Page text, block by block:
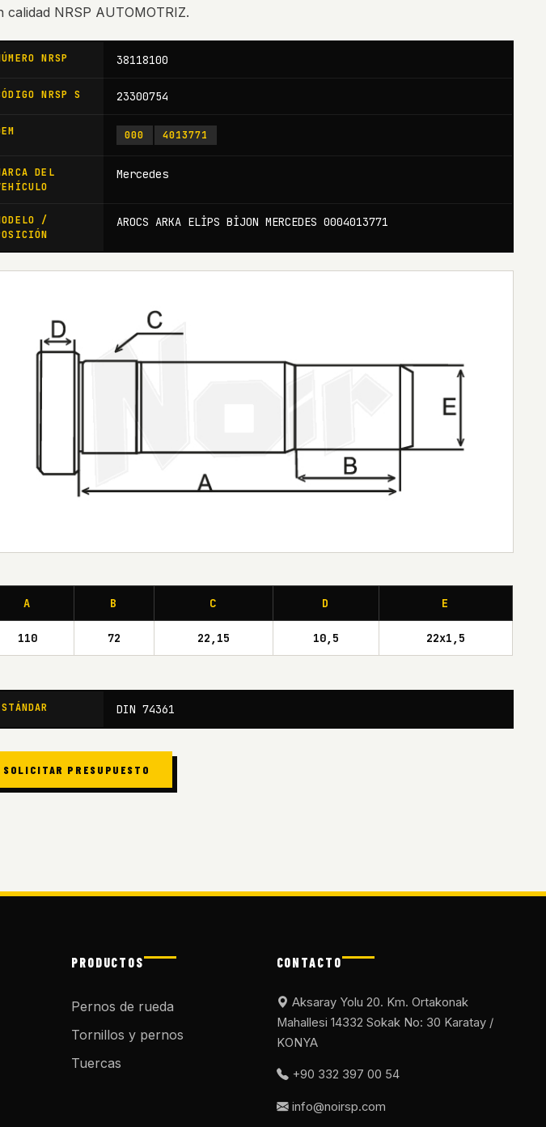
calidad NRSP AUTOMOTRIZ.
NRSP 38118100
NRSP S 23300754
000 4013771
DEL
Mercedes
/
AROCS ARKA ELİPS BİJON MERCEDES 0004013771
A B C D E
110 72 22,15 10,5 22x1,5
DIN 74361
SOLICITAR PRESUPUESTO
PRODUCTOS
Pernos de rueda
Tornillos y pernos
Tuercas
CONTACTO
Aksaray Yolu 20. Km. Ortakonak
Mahallesi 14332 Sokak No: 30 Karatay /
KONYA
+90 332 397 00 54
info@noirsp.com